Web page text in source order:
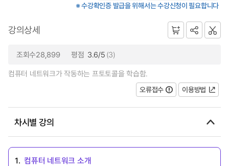
※ 수강확인증 발급을 위해서는 수강신청이 필요합니다
강의상세
조회수28,899 평점 3.6/5 (3)
컴퓨터 네트워크가 작동하는 프토토콜을 학습함.
오류접수
이용방법
차시별 강의
1. 컴퓨터 네트워크 소개